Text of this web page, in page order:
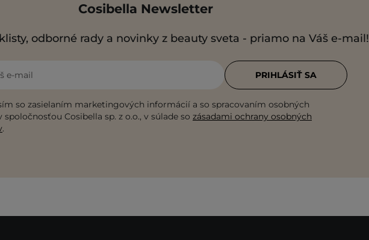
Cosibella Newsletter
odborné rady a novinky z beauty sveta - priamo na Váš e-mail!
e-mail
so zasielaním marketingových informácií a so spracovaním osobných
spoločnosťou Cosibella sp. z o.o., v súlade so zásadami ochrany osobných
.
PRIHLÁSIŤ SA